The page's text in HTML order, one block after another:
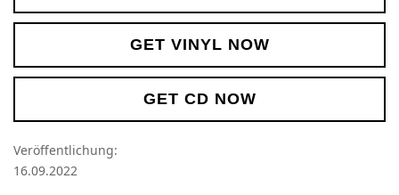
GET VINYL NOW
GET CD NOW
Veröffentlichung:
16.09.2022